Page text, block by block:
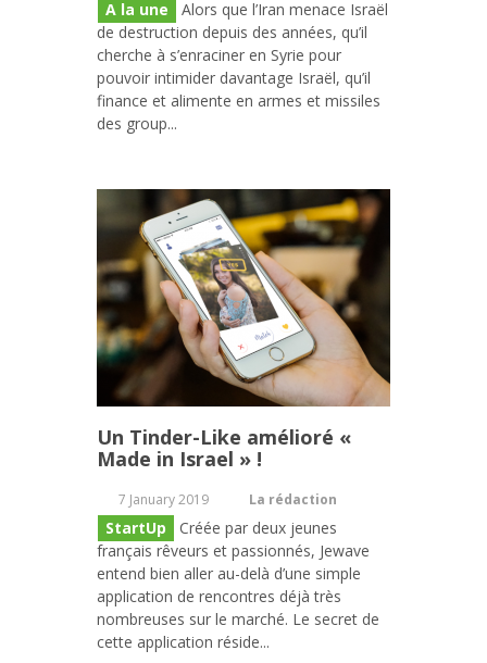
A la une
Alors que l’Iran menace Israël
de destruction depuis des années, qu’il
cherche à s’enraciner en Syrie pour
pouvoir intimider davantage Israël, qu’il
finance et alimente en armes et missiles
des group...
Un Tinder-Like amélioré «
Made in Israel » !
7 January 2019 La rédaction
StartUp
Créée par deux jeunes
français rêveurs et passionnés, Jewave
entend bien aller au-delà d’une simple
application de rencontres déjà très
nombreuses sur le marché. Le secret de
cette application réside...